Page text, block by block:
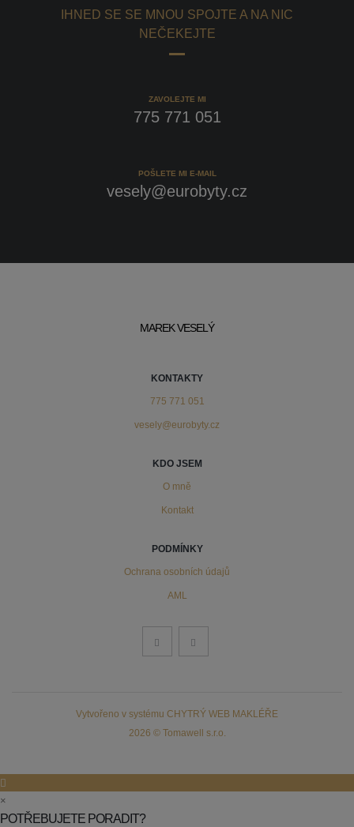
IHNED SE SE MNOU SPOJTE A NA NIC
NEČEKEJTE
ZAVOLEJTE MI
775 771 051
POŠLETE MI E-MAIL
vesely@eurobyty.cz
MAREK VESELÝ
KONTAKTY
775 771 051
vesely@eurobyty.cz
KDO JSEM
O mně
Kontakt
PODMÍNKY
Ochrana osobních údajů
AML
Vytvořeno v systému CHYTRÝ WEB MAKLÉŘE
2026 © Tomawell s.r.o.
×
POTŘEBUJETE PORADIT?